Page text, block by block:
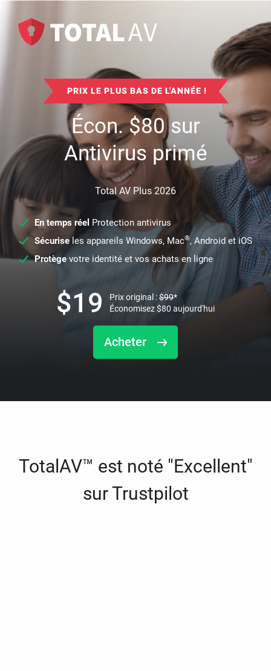
PRIX LE PLUS BAS DE L'ANNÉE !
Écon.$80sur
Antivirus primé
Total AV Plus 2026
En temps réel Protection antivirus
Sécuriseles appareils Windows, Mac®, Android et iOS
Protège votre identité et vos achats en ligne
Acheter
$19 Prix original :$99*
Économisez$80 aujourd'hui
TotalAV™ est noté "Excellent"
sur Trustpilot